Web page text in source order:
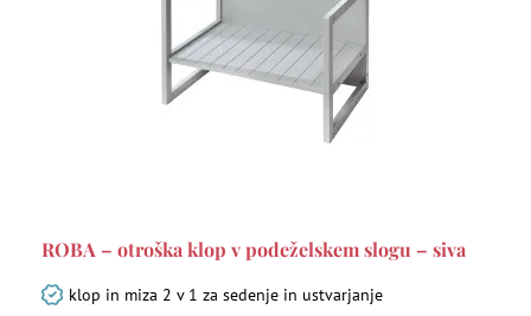
ROBA – otroška klop v podeželskem slogu – siva
klop in miza 2 v 1 za sedenje in ustvarjanje